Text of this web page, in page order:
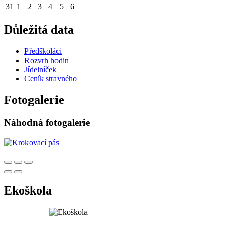
31 1 2 3 4 5 6
Důležitá data
Předškoláci
Rozvrh hodin
Jídelníček
Ceník stravného
Fotogalerie
Náhodná fotogalerie
Ekoškola